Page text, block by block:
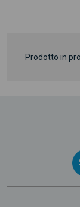
Prodotto in